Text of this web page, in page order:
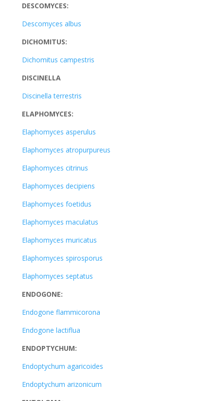
DESCOMYCES:
Descomyces albus
DICHOMITUS:
Dichomitus campestris
DISCINELLA
Discinella terrestris
ELAPHOMYCES:
Elaphomyces asperulus
Elaphomyces atropurpureus
Elaphomyces citrinus
Elaphomyces decipiens
Elaphomyces foetidus
Elaphomyces maculatus
Elaphomyces muricatus
Elaphomyces spirosporus
Elaphomyces septatus
ENDOGONE:
Endogone flammicorona
Endogone lactiflua
ENDOPTYCHUM:
Endoptychum agaricoides
Endoptychum arizonicum